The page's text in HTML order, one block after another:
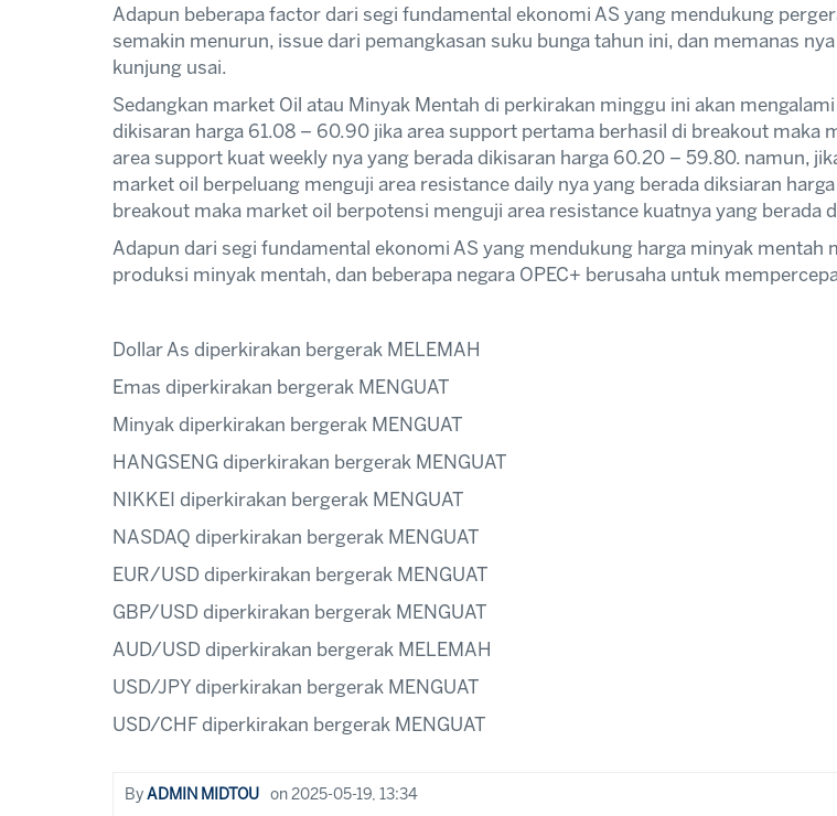
Adapun beberapa factor dari segi fundamental ekonomi AS yang mendukung
semakin menurun, issue dari pemangkasan suku bunga tahun ini, dan memanas
kunjung usai.
Sedangkan market Oil atau Minyak Mentah di perkirakan minggu ini akan
dikisaran harga 61.08 – 60.90 jika area support pertama berhasil di breakout maka
area support kuat weekly nya yang berada dikisaran harga 60.20 – 59.80. namun,
market oil berpeluang menguji area resistance daily nya yang berada diksiaran
breakout maka market oil berpotensi menguji area resistance kuatnya yang berada
Adapun dari segi fundamental ekonomi AS yang mendukung harga minyak mentah
produksi minyak mentah, dan beberapa negara OPEC+ berusaha untuk
Dollar As diperkirakan bergerak MELEMAH
Emas diperkirakan bergerak MENGUAT
Minyak diperkirakan bergerak MENGUAT
HANGSENG diperkirakan bergerak MENGUAT
NIKKEI diperkirakan bergerak MENGUAT
NASDAQ diperkirakan bergerak MENGUAT
EUR/USD diperkirakan bergerak MENGUAT
GBP/USD diperkirakan bergerak MENGUAT
AUD/USD diperkirakan bergerak MELEMAH
USD/JPY diperkirakan bergerak MENGUAT
USD/CHF diperkirakan bergerak MENGUAT
By ADMIN MIDTOU on 2025-05-19, 13:34